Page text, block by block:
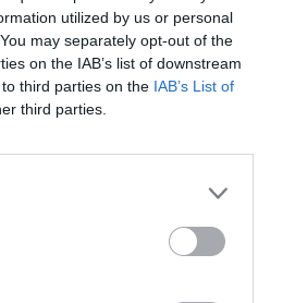
utilized by us or personal
may separately opt-out of the
on the IAB’s list of downstream
third parties on the IAB’s List of
third parties.
a